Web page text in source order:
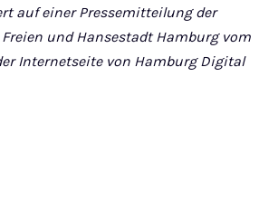
auf einer Pressemitteilung der
und Hansestadt Hamburg vom
Internetseite von Hamburg Digital